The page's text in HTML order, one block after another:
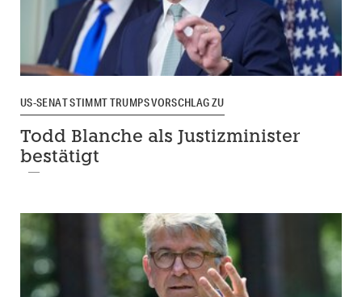
US-SENAT STIMMT TRUMPS VORSCHLAG ZU
Todd Blanche als Justizminister
bestätigt